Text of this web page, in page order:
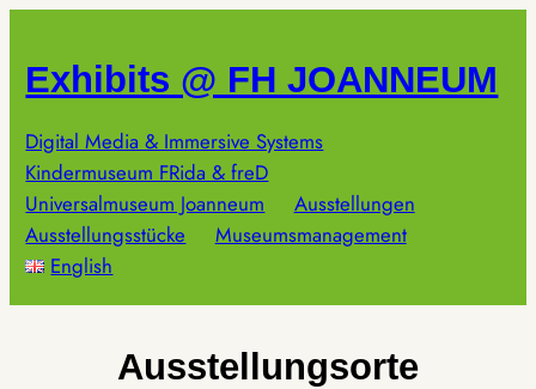
springen
Exhibits @ FH JOANNEUM
Digital Media & Immersive Systems
Kindermuseum FRida & freD
Universalmuseum Joanneum
Ausstellungen
Ausstellungsstücke
Museumsmanagement
English
Ausstellungsorte